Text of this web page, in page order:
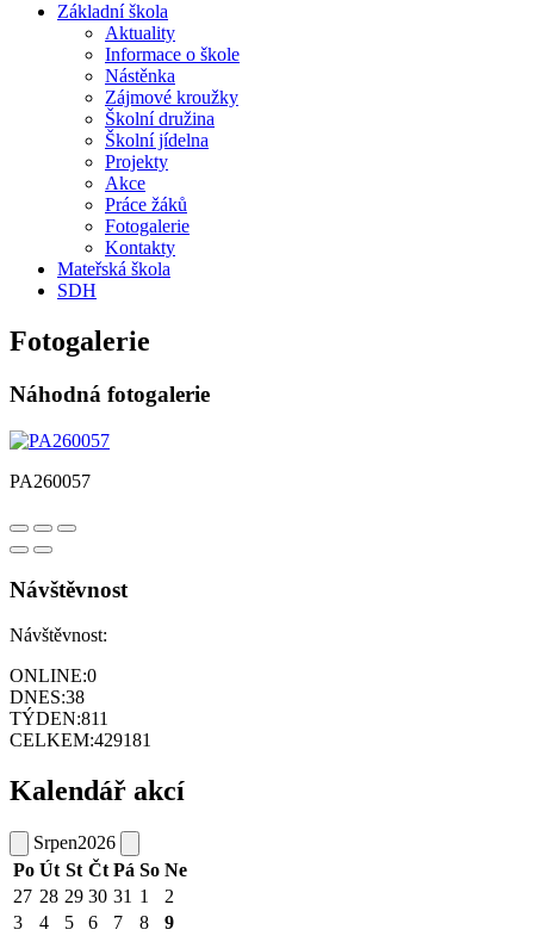
Základní škola
Aktuality
Informace o škole
Nástěnka
Zájmové kroužky
Školní družina
Školní jídelna
Projekty
Akce
Práce žáků
Fotogalerie
Kontakty
Mateřská škola
SDH
Fotogalerie
Náhodná fotogalerie
PA260057
Návštěvnost
Návštěvnost:
ONLINE:0
DNES:38
TÝDEN:811
CELKEM:429181
Kalendář akcí
Srpen2026
Po Út St Čt Pá So Ne
27 28 29 30 31 1
2
3
4 5 6 7 8
9